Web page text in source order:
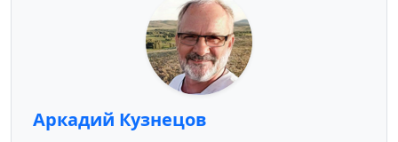
Аркадий Кузнецов